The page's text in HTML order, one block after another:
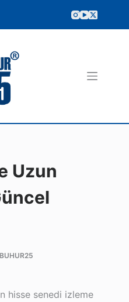
Uzun
BUHUR25
hisse senedi izleme